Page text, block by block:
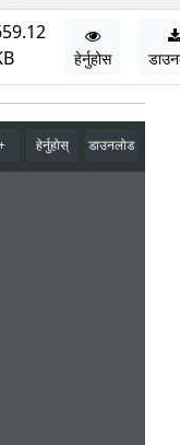
हेर्नुहोस